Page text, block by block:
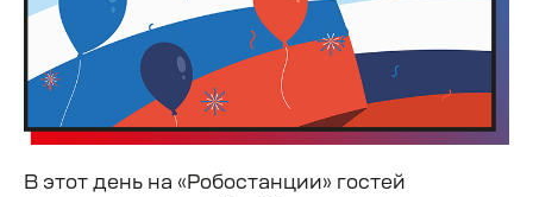
В этот день на «Робостанции» гостей